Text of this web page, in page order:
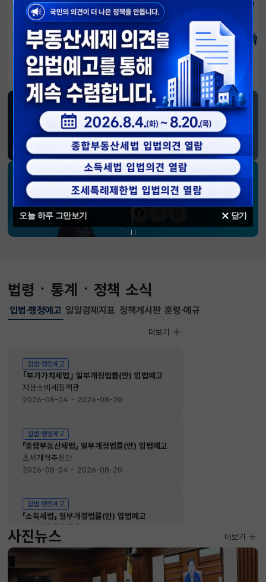
오늘 하루 그만보기 닫기
알림판
국민이 만든 대전환의 길-회복과 도약, 모두의 1년
재정경제부 SNS 소식
블로그페이스북트위터(X)유튜브인스타그램
소통하는 경제 리더 구윤철 장관의
SNS 채널
법령ㆍ통계ㆍ정책 소식
입법·행정예고
선택됨
입법·행정예고
입법·행정예고
｢부가가치세법｣ 일부개정법률(안) 입법예고
재산소비세정책관
2026-08-04 ~ 2026-08-20
입법·행정예고
「종합부동산세법」 일부개정법률(안) 입법예고
조세개혁추진단
2026-08-04 ~ 2026-08-20
입법·행정예고
「소득세법」 일부개정법률(안) 입법예고
소득법인세정책관
2026-08-04 ~ 2026-08-20
입법·행정예고
더보기
일일경제지표 정책게시판 훈령·예규
사진뉴스 사진뉴스
더보기